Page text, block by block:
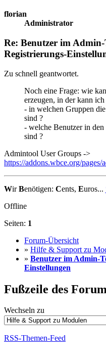
florian
Administrator
Re: Benutzer im
Registrierungs-
Zu schnell geantwortet.
Noch eine Frage: wie
erzeugen, in der kann ich
- in welchen Gruppen
sind ?
- welche Benutzer in
sind ?
Admintool User Groups ->
https://addons.wbce.org/
WirBenötigen: Cents, Euros...
Offline
Seiten: 1
Forum-Übersicht
» Hilfe & Support zu
» Benutzer im Admin-
Einstellungen
Fußzeile des
Wechseln zu
RSS-Themen-Feed